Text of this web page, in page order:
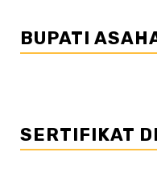
BUPATI
SERTIFIKAT